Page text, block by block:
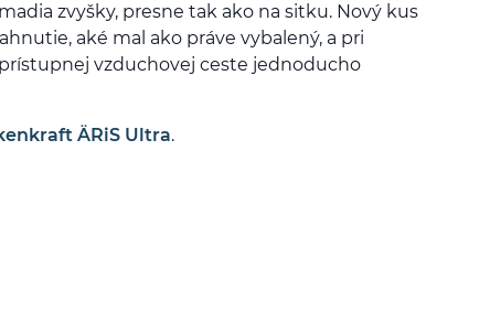
zvyšky, presne tak ako na sitku. Nový kus
aké mal ako práve vybalený, a pri
vzduchovej ceste jednoducho
ÄRiS Ultra.